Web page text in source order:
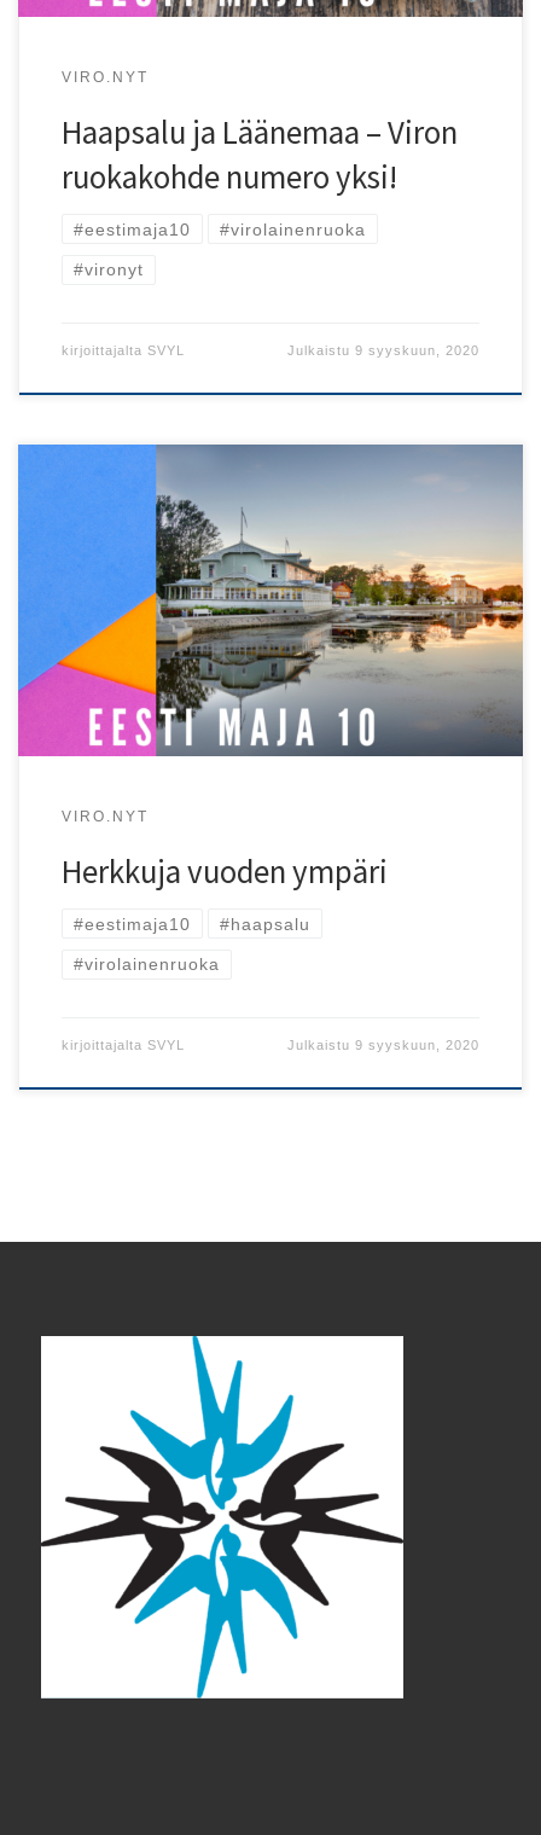
VIRO.NYT
Haapsalu ja Läänemaa – Viron
ruokakohde numero yksi!
#eestimaja10 #virolainenruoka
#vironyt
kirjoittajalta SVYL Julkaistu9 syyskuun, 2020
Haapsalusta ja koko Viron länsirannikolta löytää erilaisia ja
erihintaisia ruokapaikkoja, joissa voi kokea yllättäviä
makuelämyksiä. Tästä kertoo myös White Guide -
tunnustuksen saaneiden ruokapaikkojen runsaus.
VIRO.NYT
Herkkuja vuoden ympäri
#eestimaja10 #haapsalu
#virolainenruoka
kirjoittajalta SVYL Julkaistu9 syyskuun, 2020